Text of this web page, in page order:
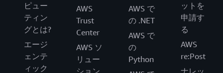
ピュー
ティン
グとは?
エージ
ェンテ
ィック
AWS
Trust
Center
AWS ソ
リュー
ション
AWS で
の .NET
AWS で
の
Python
ットを
申請す
る
AWS
re:Post
ナレッ